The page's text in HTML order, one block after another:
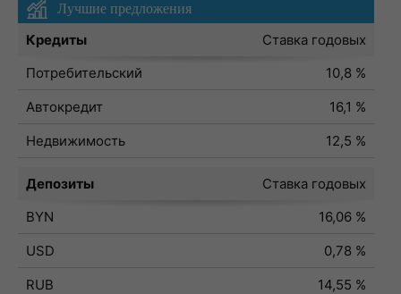
Лучшие предложения
Кредиты
Ставка годовых
Потребительский
10,8 %
Автокредит
16,1 %
Недвижимость
12,5 %
Депозиты
Ставка годовых
BYN
16,06 %
USD
0,78 %
RUB
14,55 %